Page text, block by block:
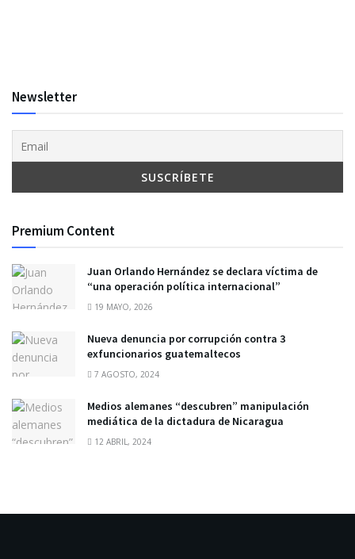
Newsletter
Premium Content
Juan Orlando Hernández se declara víctima de
“una operación política internacional”
19 MAYO, 2026
Nueva denuncia por corrupción contra 3
exfuncionarios guatemaltecos
7 AGOSTO, 2024
Medios alemanes “descubren” manipulación
mediática de la dictadura de Nicaragua
12 ABRIL, 2024